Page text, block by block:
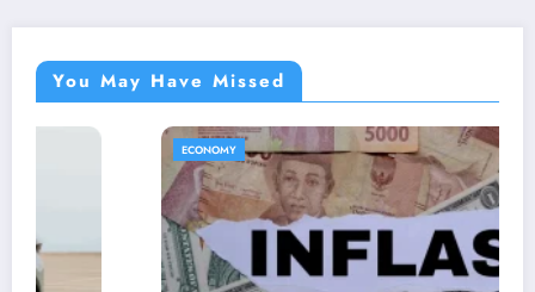
You May Have Missed